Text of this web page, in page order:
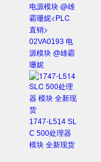
02VA0193 电
源模块 @雄霸
珊妮
1747-L514 SL
C 500处理器
模块 全新现货